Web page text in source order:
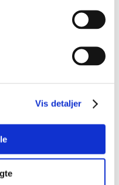
Vis detaljer
– bliv